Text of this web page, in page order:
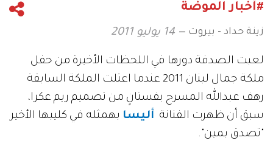
#أخبار الموضة
زينة حداد - بيروت 14 يوليو 2011
لعبت الصدفة دورها في اللحظات الأخيرة من حفل
ملكة جمال لبنان 2011 عندما اعتلت الملكة السابقة
رهف عبدالله المسرح بفستانٍ من تصميم ريم عكرا،
سبق أن ظهرت الفنانة أليسا بهمثله في كليبها الأخير
"تصدق بمين".